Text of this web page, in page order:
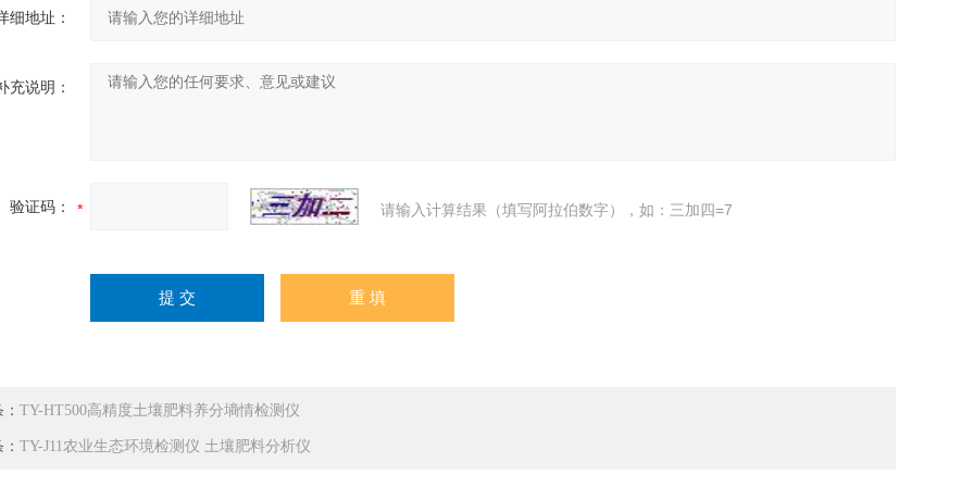
细地址：
充说明：
验证码： 请输入计算结果（填写阿拉伯数字），如：三加四=7
TY-HT500高精度土壤肥料养分墒情检测仪
TY-J11农业生态环境检测仪 土壤肥料分析仪